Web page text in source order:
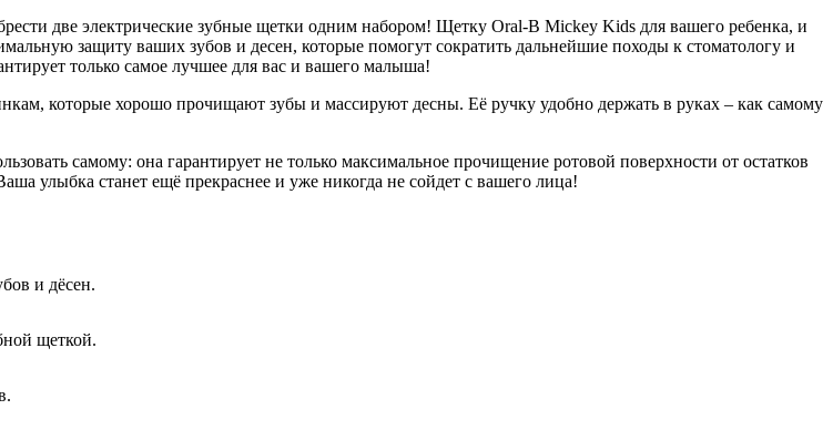
две электрические зубные щетки одним набором! Щетку Oral-B Mickey Kids для вашего ребенка, и
защиту ваших зубов и десен, которые помогут сократить дальнейшие походы к стоматологу и
только самое лучшее для вас и вашего малыша!
которые хорошо прочищают зубы и массируют десны. Её ручку удобно держать в руках – как самому
самому: она гарантирует не только максимальное прочищение ротовой поверхности от остатков
улыбка станет ещё прекраснее и уже никогда не сойдет с вашего лица!
и дёсен.
щеткой.